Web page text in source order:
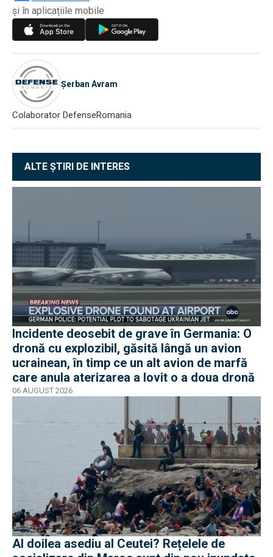
și în aplicațiile mobile
Șerban Avram
Colaborator DefenseRomania
ALTE ȘTIRI DE INTERES
Incidente deosebit de grave în Germania: O
dronă cu explozibil, găsită lângă un avion
ucrainean, în timp ce un alt avion de marfă
care anula aterizarea a lovit o a doua dronă
06 AUGUST 2026
Al doilea asediu al Ceutei? Rețelele de